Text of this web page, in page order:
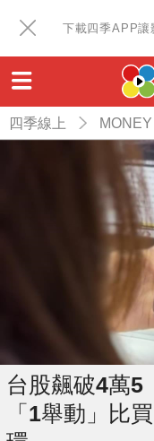
下載四季APP讓
四季線上 MONEY
台股飆破4萬5
「1舉動」比